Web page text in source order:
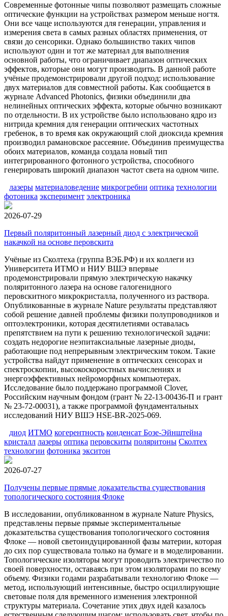
Современные фотонные чипы позволяют размещать сложные
оптические функции на устройствах размером меньше ногтя.
Они все чаще используются для генерации, управления и
измерения света в самых разных областях применения, от
связи до сенсорики. Однако большинство таких чипов
используют один и тот же материал для выполнения
основной работы, что ограничивает диапазон оптических
эффектов, которые они могут производить. В данной работе
учёные продемонстрировали другой подход: использование
двух материалов для совместной работы. Как сообщается в
журнале Advanced Photonics, физики объединили два
нелинейных оптических эффекта, которые обычно возникают
по отдельности. В их устройстве было использовано ядро из
нитрида кремния для генерации оптических частотных
гребенок, в то время как окружающий слой диоксида кремния
производил рамановское рассеяние. Объединив преимущества
обоих материалов, команда создала новый тип
интегрированного фотонного устройства, способного
генерировать широкий диапазон частот света на одном чипе.
лазеры материаловедение микрогребни оптика технологии
фотоника эксперимент электроника
2026-07-29
Первый поляритонный лазерный диод с электрической
накачкой на основе перовскита
Учёные из Сколтеха (группа ВЭБ.РФ) и их коллеги из
Университета ИТМО и НИУ ВШЭ впервые
продемонстрировали прямую электрическую накачку
поляритонного лазера на основе галогенидного
перовскитного микрокристалла, полученного из раствора.
Опубликованные в журнале Nature результаты представляют
собой решение давней проблемы физики полупроводников и
оптоэлектроники, которая десятилетиями оставалась
препятствием на пути к решению технологической задачи:
создать недорогие неэпитаксиальные лазерные диоды,
работающие под непрерывным электрическим током. Такие
устройства найдут применение в оптических сенсорах и
спектроскопии, высокоскоростных вычислениях и
энергоэффективных нейроморфных компьютерах.
Исследование было поддержано программой Clover,
Российским научным фондом (грант № 22-13-00436-П и грант
№ 23-72-00031), а также программой фундаментальных
исследований НИУ ВШЭ HSE-BR-2025-069.
диод ИТМО когерентность конденсат Бозе-Эйнштейна
кристалл лазеры оптика перовскиты поляритоны Сколтех
технологии фотоника экситон
2026-07-27
Получены первые прямые доказательства существования
топологического состояния Флоке
В исследовании, опубликованном в журнале Nature Physics,
представлены первые прямые экспериментальные
доказательства существования топологического состояния
Флоке — новой светоиндуцированной фазы материи, которая
до сих пор существовала только на бумаге и в моделировании.
Топологические изоляторы могут проводить электричество по
своей поверхности, оставаясь при этом изоляторами по всему
объему. Физики годами разрабатывали технологию Флоке —
метод, использующий интенсивные, быстро осциллирующие
световые поля для временного изменения электронной
структуры материала. Сочетание этих двух идей казалось